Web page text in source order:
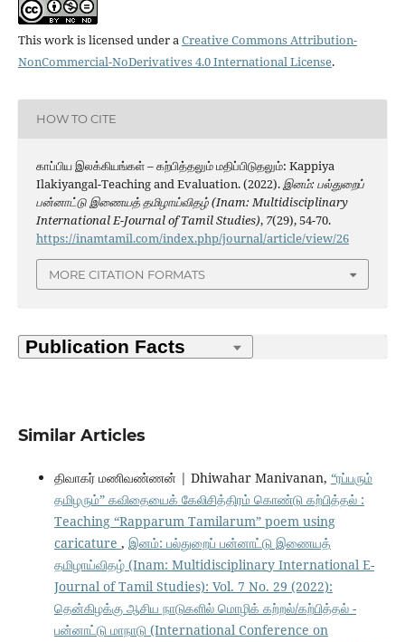
This work is licensed under aCreative Commons Attribution-
NonCommercial-NoDerivatives 4.0 International License.
HOW TO CITE
காப்பிய இலக்கியங்கள் – கற்பித்தலும் மதிப்பிடுதலும்: Kappiya
Ilakiyangal-Teaching and Evaluation. (2022).இனம்: பல்துறைப்
பன்னாட்டு இணையத் தமிழாய்விதழ் (Inam: Multidisciplinary
International E-Journal of Tamil Studies), 7(29), 54-70.
https://inamtamil.com/index.php/journal/article/view/26
MORE CITATION FORMATS
Similar Articles
திவாகர் மணிவண்ணன் | Dhiwahar Manivanan, “ரப்பரும்
தமிழரும்” கவிதையைக் கேலிசித்திரம் கொண்டு கற்பித்தல் :
Teaching “Rapparum Tamilarum” poem using
caricature , இனம்: பல்துறைப் பன்னாட்டு இணையத்
தமிழாய்விதழ் (Inam: Multidisciplinary International E-
Journal of Tamil Studies): Vol. 7 No. 29 (2022):
தென்கிழக்கு ஆசிய நாடுகளில் மொழிக் கற்றல்/கற்பித்தல் -
பன்னாட்டு மாநாடு (International Conference on